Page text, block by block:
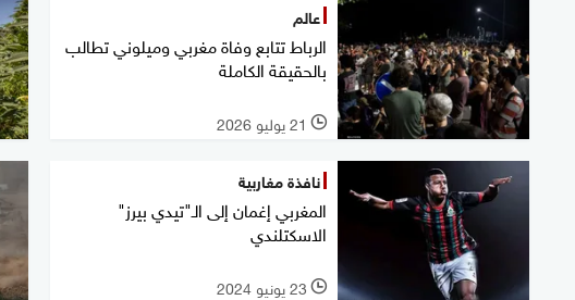
عالم
الرباط تتابع وفاة مغربي وميلوني تطالب
بالحقيقة الكاملة
l 21 يوليو 2026
نافذة مغاربية
المغربي إغمان إلى الـ"تيدي بيرز"
الاسكتلندي
l 23 يونيو 2024